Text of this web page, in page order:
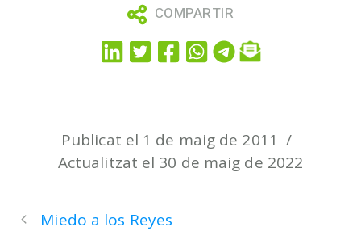
COMPARTIR
Actualitzat el 30 de maig de 2022
Publicat el 1 de maig de 2011
Miedo a los Reyes